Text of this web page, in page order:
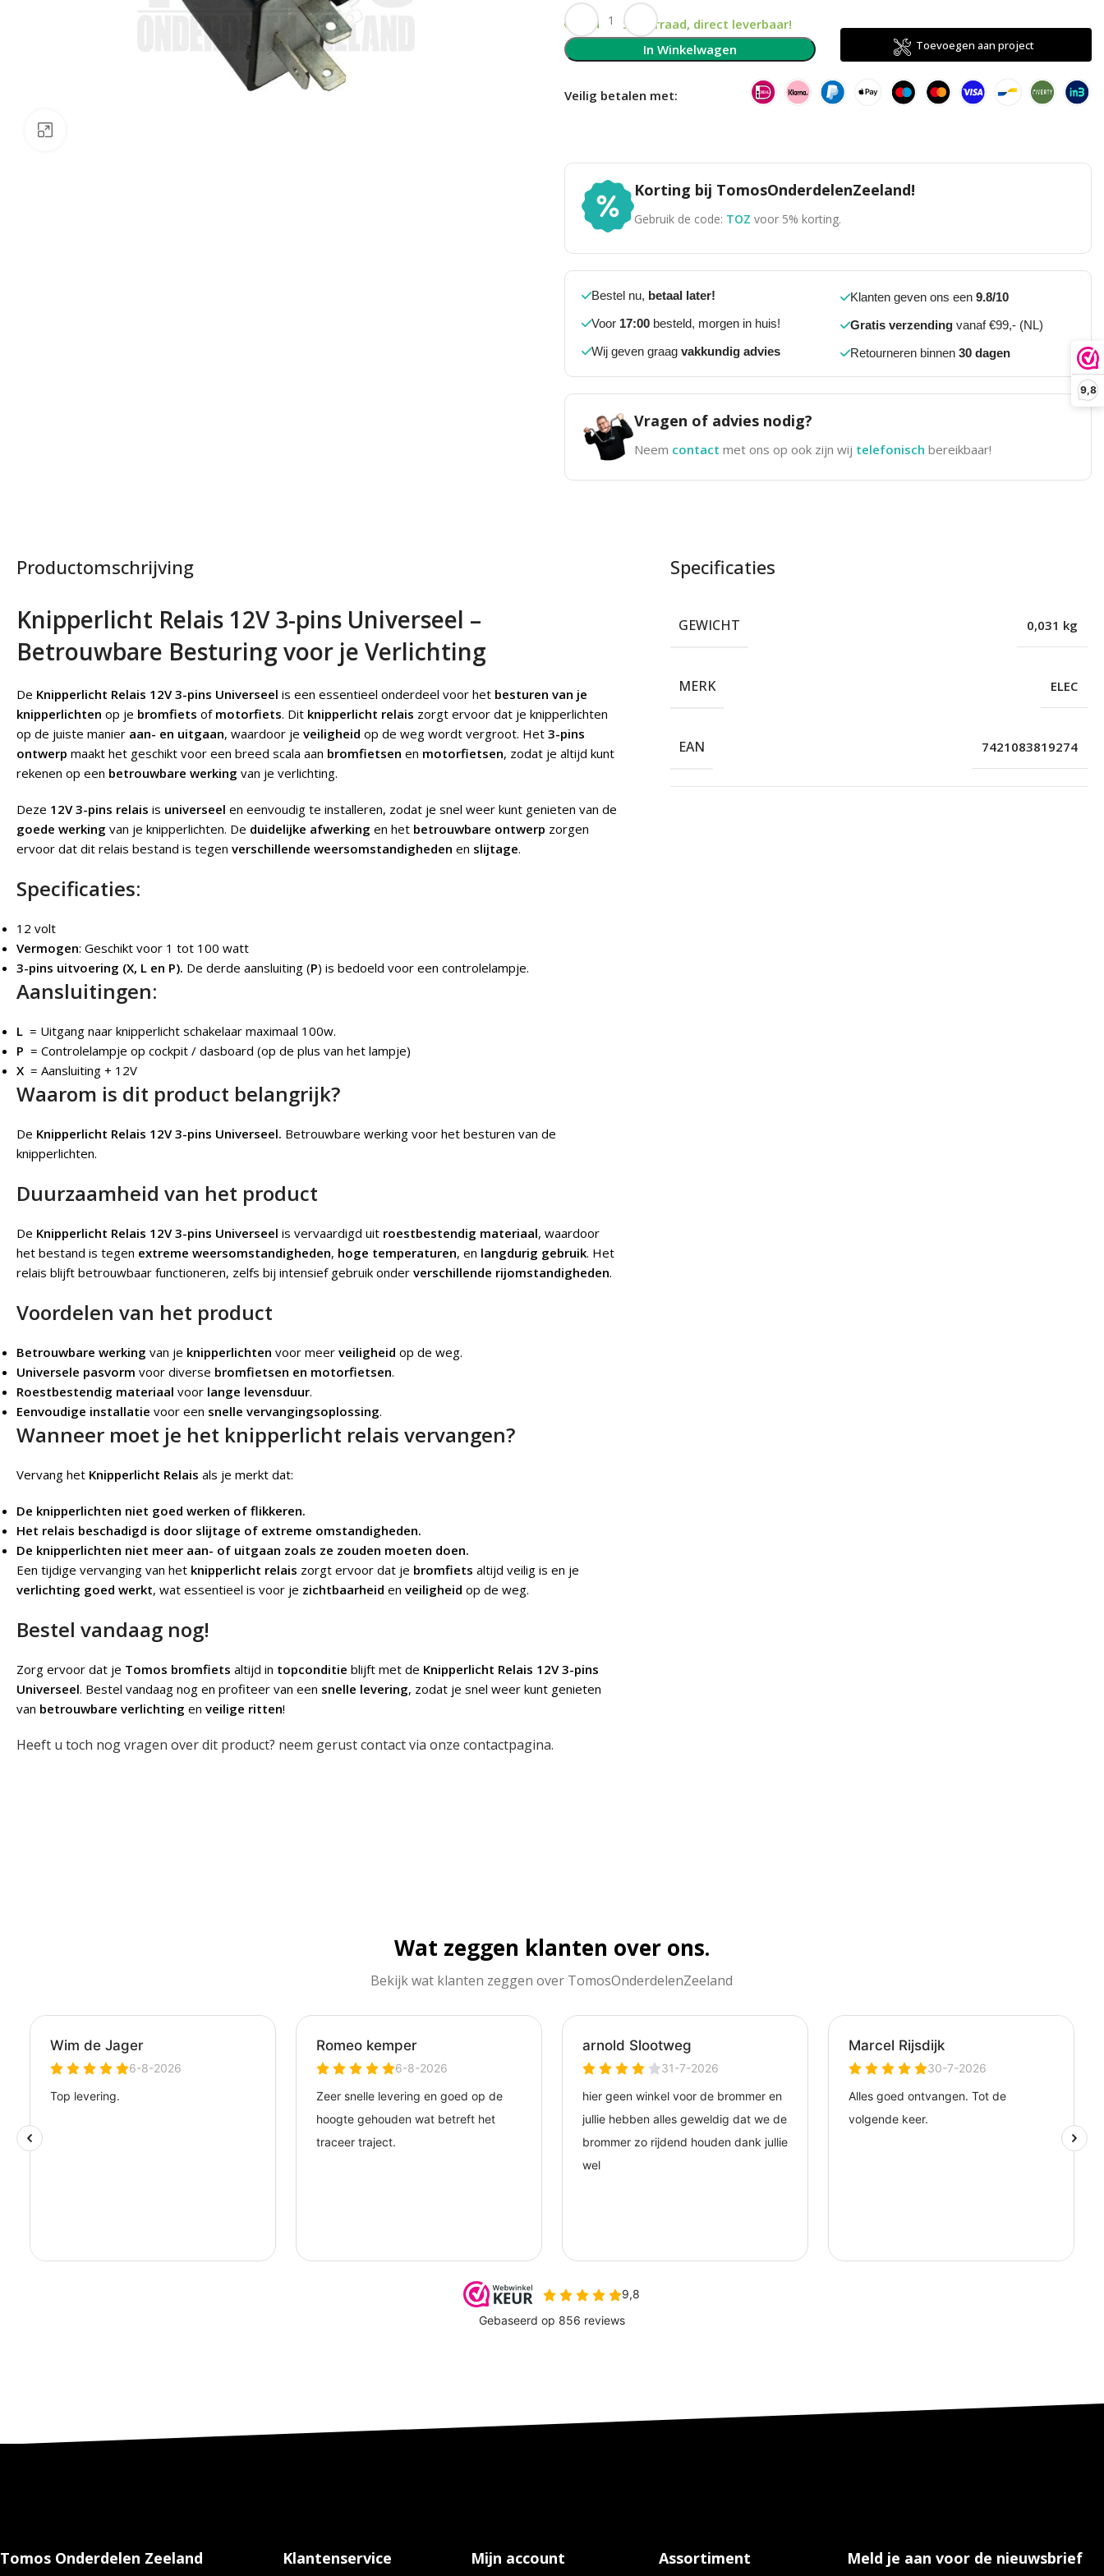
9,8
Op voorraad, direct leverbaar!
In Winkelwagen
Toevoegen aan project
Veilig betalen met:
Korting bij TomosOnderdelenZeeland!
Gebruik de code: TOZ voor 5% korting.
Bestel nu, betaal later!
Voor 17:00besteld, morgen in huis!
Wij geven graag vakkundig advies
Klanten geven ons een 9.8/10
Gratis verzendingvanaf €99,- (NL)
Retourneren binnen 30 dagen
Vragen of advies nodig?
Neem contact met ons op ook zijn wij telefonisch bereikbaar!
Productomschrijving
Knipperlicht Relais 12V 3-pins Universeel –
Betrouwbare Besturing voor je Verlichting
De Knipperlicht Relais 12V 3-pins Universeel is een essentieel onderdeel voor het besturen van je
knipperlichten op je bromfiets of motorfiets. Dit knipperlicht relais zorgt ervoor dat je knipperlichten
op de juiste manier aan- en uitgaan, waardoor je veiligheid op de weg wordt vergroot. Het 3-pins
ontwerp maakt het geschikt voor een breed scala aan bromfietsen en motorfietsen, zodat je altijd kunt
rekenen op een betrouwbare werking van je verlichting.
Deze 12V 3-pins relais is universeel en eenvoudig te installeren, zodat je snel weer kunt genieten van de
goede werking van je knipperlichten. De duidelijke afwerking en het betrouwbare ontwerp zorgen
ervoor dat dit relais bestand is tegen verschillende weersomstandigheden en slijtage.
Specificaties:
12 volt
Vermogen: Geschikt voor 1 tot 100 watt
3-pins uitvoering (X, L en P). De derde aansluiting (P) is bedoeld voor een controlelampje.
Aansluitingen:
L = Uitgang naar knipperlicht schakelaar maximaal 100w.
P = Controlelampje op cockpit / dasboard (op de plus van het lampje)
X = Aansluiting + 12V
Waarom is dit product belangrijk?
De Knipperlicht Relais 12V 3-pins Universeel. Betrouwbare werking voor het besturen van de
knipperlichten.
Duurzaamheid van het product
De Knipperlicht Relais 12V 3-pins Universeel is vervaardigd uit roestbestendig materiaal, waardoor
het bestand is tegen extreme weersomstandigheden, hoge temperaturen, en langdurig gebruik. Het
relais blijft betrouwbaar functioneren, zelfs bij intensief gebruik onder verschillende rijomstandigheden.
Voordelen van het product
Betrouwbare werking van je knipperlichten voor meer veiligheid op de weg.
Universele pasvorm voor diverse bromfietsen en motorfietsen.
Roestbestendig materiaal voor lange levensduur.
Eenvoudige installatie voor een snelle vervangingsoplossing.
Wanneer moet je het knipperlicht relais vervangen?
Vervang het Knipperlicht Relais als je merkt dat:
De knipperlichten niet goed werken of flikkeren.
Het relais beschadigd is door slijtage of extreme omstandigheden.
De knipperlichten niet meer aan- of uitgaan zoals ze zouden moeten doen.
Een tijdige vervanging van het knipperlicht relais zorgt ervoor dat je bromfiets altijd veilig is en je
verlichting goed werkt, wat essentieel is voor je zichtbaarheid en veiligheid op de weg.
Bestel vandaag nog!
Zorg ervoor dat je Tomos bromfiets altijd in topconditie blijft met de Knipperlicht Relais 12V 3-pins
Universeel. Bestel vandaag nog en profiteer van een snelle levering, zodat je snel weer kunt genieten
van betrouwbare verlichting en veilige ritten!
Heeft u toch nog vragen over dit product? neem gerust contact via onze contactpagina.
Specificaties
GEWICHT 0,031 kg
MERK ELEC
EAN 7421083819274
Wat zeggen klanten over ons.
Bekijk wat klanten zeggen over TomosOnderdelenZeeland
Tomos Onderdelen Zeeland Klantenservice Mijn account Assortiment Meld je aan voor de nieuwsbrief